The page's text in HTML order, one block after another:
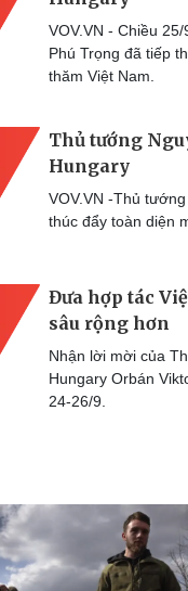
VOV.VN - Chiều
Phú Trọng đã tiếp
thăm Việt Nam.
Thủ tướng
Hungary
VOV.VN -Thủ
thúc đẩy toàn diện
Đưa hợp tác
sâu rộng hơn
Nhận lời mời của
Hungary Orbán
24-26/9.